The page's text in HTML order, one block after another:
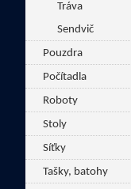
Tráva
Sendvič
Pouzdra
Počítadla
Roboty
Stoly
Síťky
Tašky, batohy